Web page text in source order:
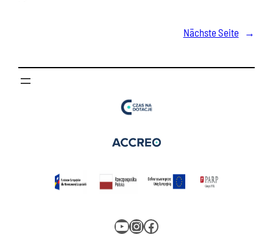
Nächste Seite →
YouTube Instagram Facebook